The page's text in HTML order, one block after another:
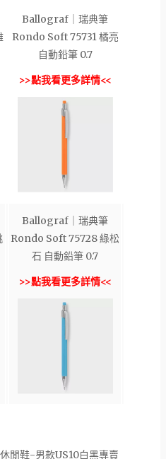
Ballograf｜瑞典筆
Rondo Soft 75731 橘亮
自動鉛筆 0.7
>>點我看更多詳情<<
Ballograf｜瑞典筆
Rondo Soft 75728 綠松
石 自動鉛筆 0.7
>>點我看更多詳情<<
閒鞋-男款US10白黑專賣